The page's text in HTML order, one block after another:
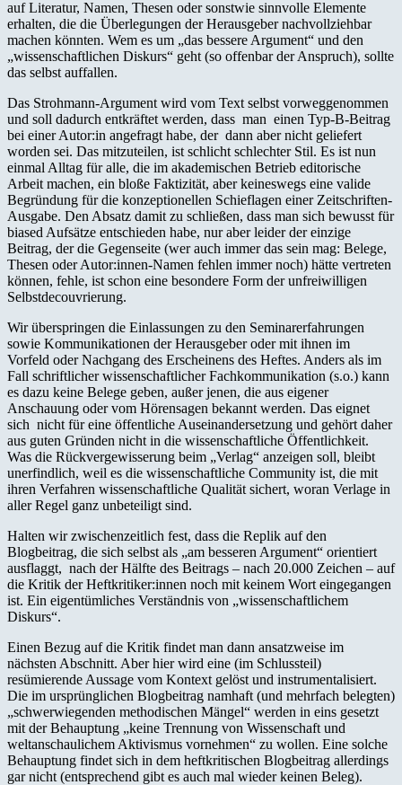
auf Literatur, Namen, Thesen oder sonstwie sinnvolle Elemente
erhalten, die die Überlegungen der Herausgeber nachvollziehbar
machen könnten. Wem es um „das bessere Argument“ und den
„wissenschaftlichen Diskurs“ geht (so offenbar der Anspruch), sollte
das selbst auffallen.
Das Strohmann-Argument wird vom Text selbst vorweggenommen
und soll dadurch entkräftet werden, dass man einen Typ-B-Beitrag
bei einer Autor:in angefragt habe, der dann aber nicht geliefert
worden sei. Das mitzuteilen, ist schlicht schlechter Stil. Es ist nun
einmal Alltag für alle, die im akademischen Betrieb editorische
Arbeit machen, ein bloße Faktizität, aber keineswegs eine valide
Begründung für die konzeptionellen Schieflagen einer Zeitschriften-
Ausgabe. Den Absatz damit zu schließen, dass man sich bewusst für
biased Aufsätze entschieden habe, nur aber leider der einzige
Beitrag, der die Gegenseite (wer auch immer das sein mag: Belege,
Thesen oder Autor:innen-Namen fehlen immer noch) hätte vertreten
können, fehle, ist schon eine besondere Form der unfreiwilligen
Selbstdecouvrierung.
Wir überspringen die Einlassungen zu den Seminarerfahrungen
sowie Kommunikationen der Herausgeber oder mit ihnen im
Vorfeld oder Nachgang des Erscheinens des Heftes. Anders als im
Fall schriftlicher wissenschaftlicher Fachkommunikation (s.o.) kann
es dazu keine Belege geben, außer jenen, die aus eigener
Anschauung oder vom Hörensagen bekannt werden. Das eignet
sich nicht für eine öffentliche Auseinandersetzung und gehört daher
aus guten Gründen nicht in die wissenschaftliche Öffentlichkeit.
Was die Rückvergewisserung beim „Verlag“ anzeigen soll, bleibt
unerfindlich, weil es die wissenschaftliche Community ist, die mit
ihren Verfahren wissenschaftliche Qualität sichert, woran Verlage in
aller Regel ganz unbeteiligt sind.
Halten wir zwischenzeitlich fest, dass die Replik auf den
Blogbeitrag, die sich selbst als „am besseren Argument“ orientiert
ausflaggt, nach der Hälfte des Beitrags – nach 20.000 Zeichen – auf
die Kritik der Heftkritiker:innen noch mit keinem Wort eingegangen
ist. Ein eigentümliches Verständnis von „wissenschaftlichem
Diskurs“.
Einen Bezug auf die Kritik findet man dann ansatzweise im
nächsten Abschnitt. Aber hier wird eine (im Schlussteil)
resümierende Aussage vom Kontext gelöst und instrumentalisiert.
Die im ursprünglichen Blogbeitrag namhaft (und mehrfach belegten)
„schwerwiegenden methodischen Mängel“ werden in eins gesetzt
mit der Behauptung „keine Trennung von Wissenschaft und
weltanschaulichem Aktivismus vornehmen“ zu wollen. Eine solche
Behauptung findet sich in dem heftkritischen Blogbeitrag allerdings
gar nicht (entsprechend gibt es auch mal wieder keinen Beleg).